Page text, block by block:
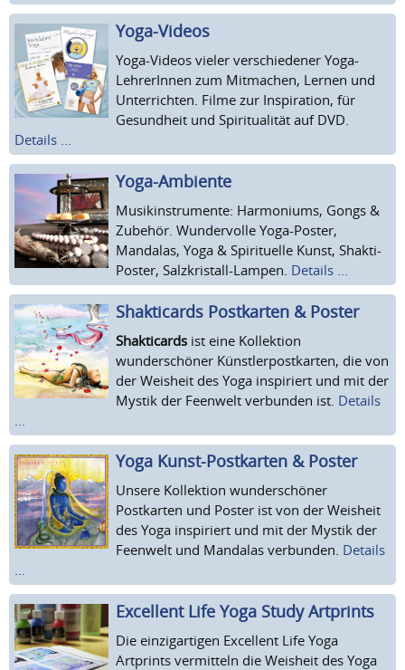
Yoga-Videos
Yoga-Videos vieler verschiedener Yoga-
LehrerInnen zum Mitmachen, Lernen und
Unterrichten. Filme zur Inspiration, für
Gesundheit und Spiritualität auf DVD.
Details ...
Yoga-Ambiente
Musikinstrumente: Harmoniums, Gongs &
Zubehör. Wundervolle Yoga-Poster,
Mandalas, Yoga & Spirituelle Kunst, Shakti-
Poster, Salzkristall-Lampen. Details ...
Shakticards Postkarten & Poster
Shakticards ist eine Kollektion
wunderschöner Künstlerpostkarten, die von
der Weisheit des Yoga inspiriert und mit der
Mystik der Feenwelt verbunden ist. Details
Yoga Kunst-Postkarten & Poster
Unsere Kollektion wunderschöner
Postkarten und Poster ist von der Weisheit
des Yoga inspiriert und mit der Mystik der
Feenwelt und Mandalas verbunden. Details
...
Excellent Life Yoga Study Artprints
Die einzigartigen Excellent Life Yoga
Artprints vermitteln die Weisheit des Yoga